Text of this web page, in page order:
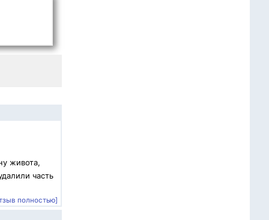
живота,
часть
полностью]